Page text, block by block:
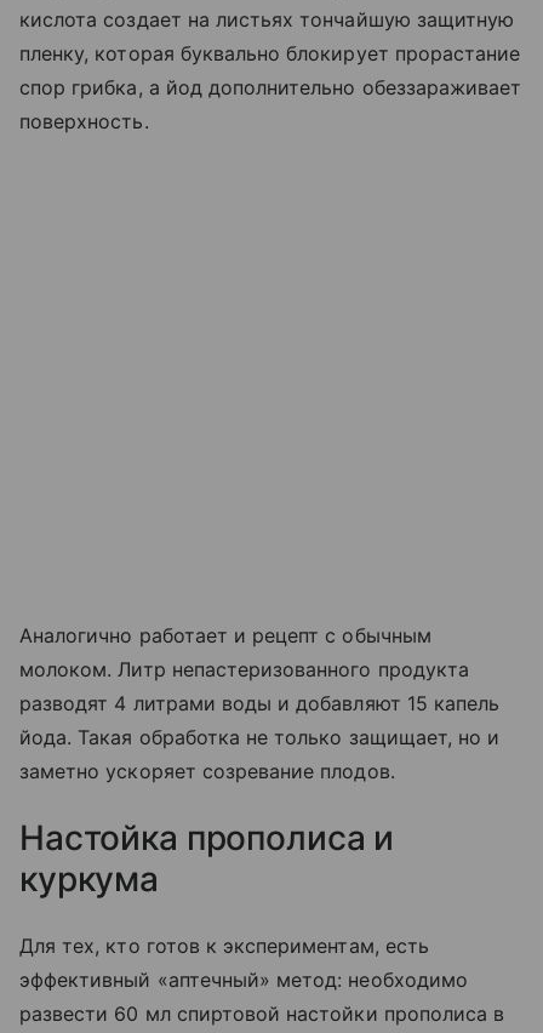
кислота создает на листьях тончайшую защитную
пленку, которая буквально блокирует прорастание
спор грибка, а йод дополнительно обеззараживает
поверхность.
Аналогично работает и рецепт с обычным
молоком. Литр непастеризованного продукта
разводят 4 литрами воды и добавляют 15 капель
йода. Такая обработка не только защищает, но и
заметно ускоряет созревание плодов.
Настойка прополиса и
куркума
Для тех, кто готов к экспериментам, есть
эффективный «аптечный» метод: необходимо
развести 60 мл спиртовой настойки прополиса в